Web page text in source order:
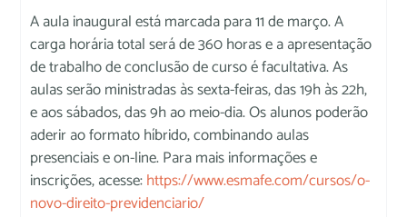
A aula inaugural está marcada para 11 de março. A
carga horária total será de 360 horas e a apresentação
de trabalho de conclusão de curso é facultativa. As
aulas serão ministradas às sexta-feiras, das 19h às 22h,
e aos sábados, das 9h ao meio-dia. Os alunos poderão
aderir ao formato híbrido, combinando aulas
presenciais e on-line. Para mais informações e
inscrições, acesse:https://www.esmafe.com/cursos/o-
novo-direito-previdenciario/